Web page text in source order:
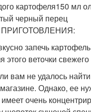
картофеля150 мл
черный перец
запечь
этого веточки
вам не удалось
Однако, ее
очень